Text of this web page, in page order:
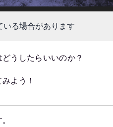
る場合があります
うしたらいいのか？
よう！